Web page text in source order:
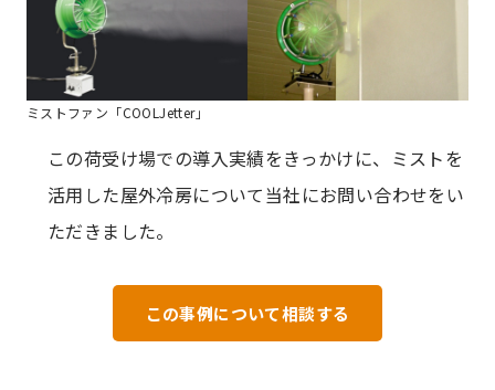
ミストファン「COOLJetter」
この荷受け場での導入実績をきっかけに、ミストを
活用した屋外冷房について当社にお問い合わせをい
ただきました。
この事例について相談する